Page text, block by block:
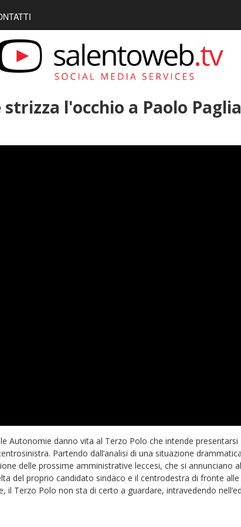
strizza l'occhio a Paolo
Autonomie danno vita al Terzo Polo che intende presentarsi
Partendo dall’analisi di una situazione
delle prossime amministrative leccesi, che si annunciano
del proprio candidato sindaco e il centrodestra di fronte alle
Terzo Polo non sta di certo a guardare, intravedendo